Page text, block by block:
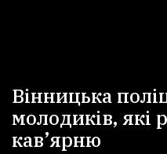
Вінницька
молодиків, які
кав’ярню